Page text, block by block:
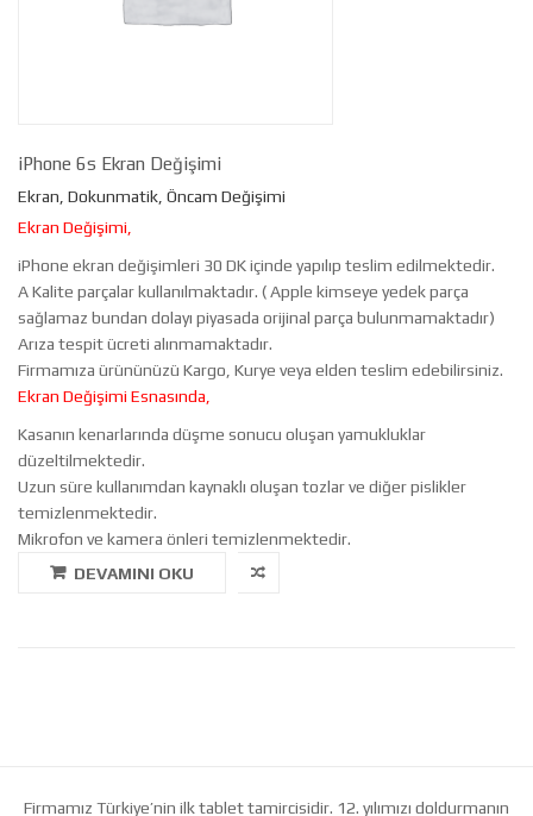
iPhone 6s Ekran Değişimi
Ekran, Dokunmatik, Öncam Değişimi
Ekran Değişimi,
iPhone ekran değişimleri 30 DK içinde yapılıp teslim edilmektedir.
A Kalite parçalar kullanılmaktadır. ( Apple kimseye yedek parça
sağlamaz bundan dolayı piyasada orijinal parça bulunmamaktadır)
Arıza tespit ücreti alınmamaktadır.
Firmamıza ürününüzü Kargo, Kurye veya elden teslim edebilirsiniz.
Ekran Değişimi Esnasında,
Kasanın kenarlarında düşme sonucu oluşan yamukluklar
düzeltilmektedir.
Uzun süre kullanımdan kaynaklı oluşan tozlar ve diğer pislikler
temizlenmektedir.
Mikrofon ve kamera önleri temizlenmektedir.
DEVAMINI OKU
Firmamız Türkiye’nin ilk tablet tamircisidir. 12. yılımızı doldurmanın